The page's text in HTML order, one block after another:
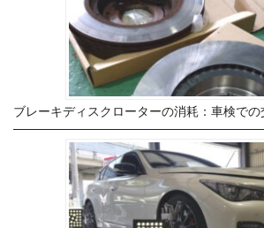
ブレーキディスクローターの消耗：車検での